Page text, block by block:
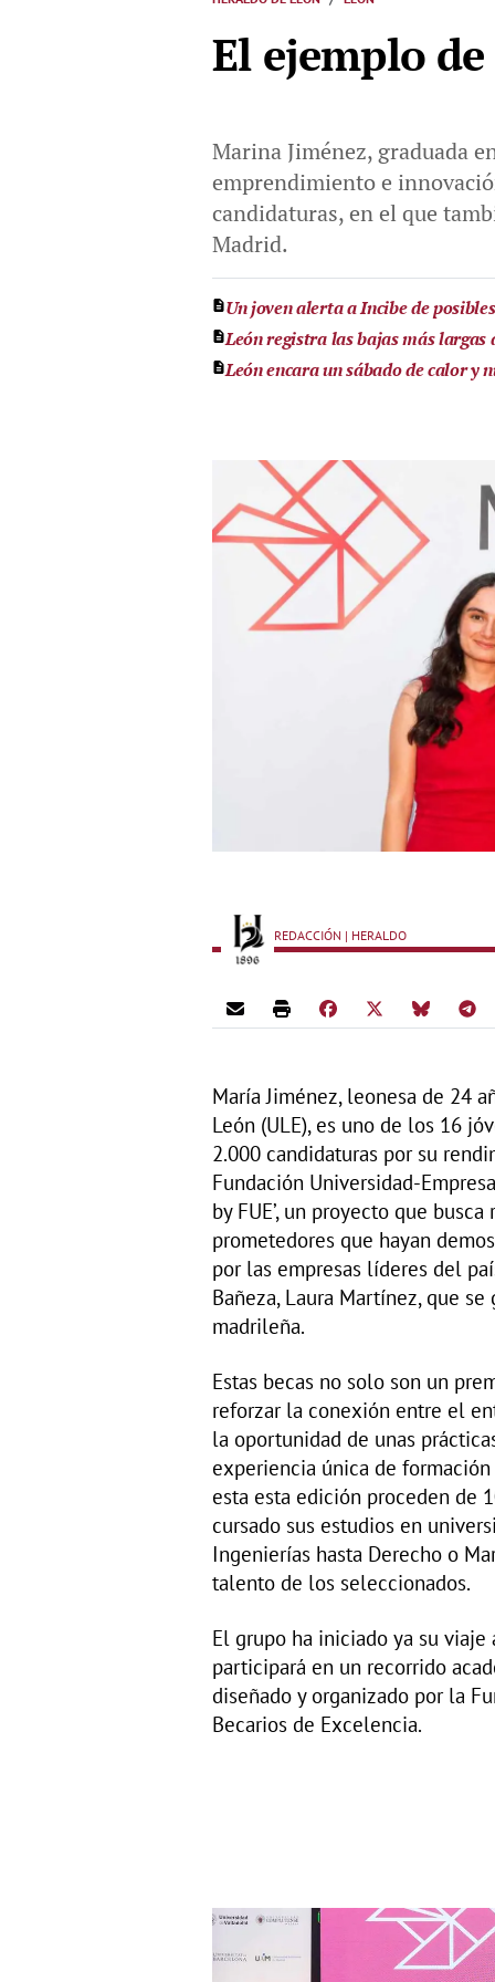
El ejemplo
Marina Jiménez, graduada
emprendimiento e
candidaturas, en el que
Madrid.
Un joven alerta a Incibe de
León registra las bajas más largas
León encara un sábado de calor y
REDACCIÓN | HERALDO
María Jiménez, leonesa de 24
León (ULE), es uno de los 16
2.000 candidaturas por su
Fundación Universidad-
by FUE’, un proyecto que
prometedores que hayan
por las empresas líderes del
Bañeza, Laura Martínez, que
madrileña.
Estas becas no solo son un
reforzar la conexión entre el
la oportunidad de unas
experiencia única de
esta esta edición proceden de
cursado sus estudios en
Ingenierías hasta Derecho o
talento de los seleccionados.
El grupo ha iniciado ya su viaje
participará en un recorrido
diseñado y organizado por la
Becarios de Excelencia.